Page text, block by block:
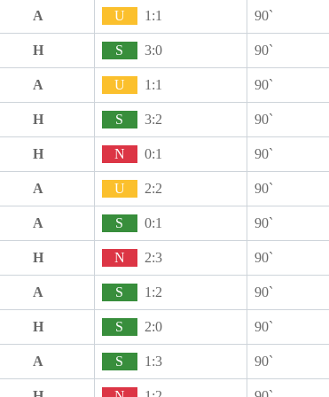
A U 1:1 90`
H S 3:0 90`
A U 1:1 90`
H S 3:2 90`
H N 0:1 90`
A U 2:2 90`
A S 0:1 90`
H N 2:3 90`
A S 1:2 90`
H S 2:0 90`
A S 1:3 90`